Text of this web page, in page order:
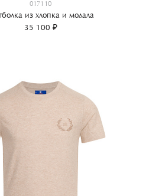
017110
из хлопка и модала
35 100 ₽